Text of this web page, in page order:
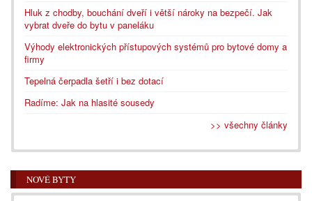
Hluk z chodby, bouchání dveří i větší nároky na bezpečí. Jak
vybrat dveře do bytu v paneláku
Výhody elektronických přístupových systémů pro bytové domy a
firmy
Tepelná čerpadla šetří i bez dotací
Radíme: Jak na hlasité sousedy
>> všechny články
NOVÉ BYTY